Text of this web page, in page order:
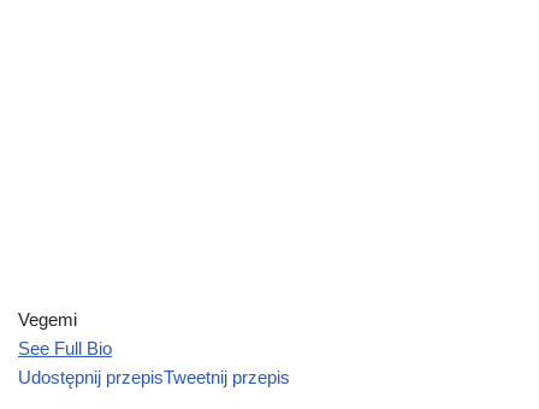
Vegemi
See Full Bio
Udostępnij przepisTweetnij przepis